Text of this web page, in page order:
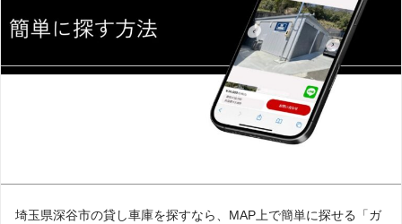
埼玉県深谷市の貸し車庫を探すなら、MAP上で簡単に探せる「ガ